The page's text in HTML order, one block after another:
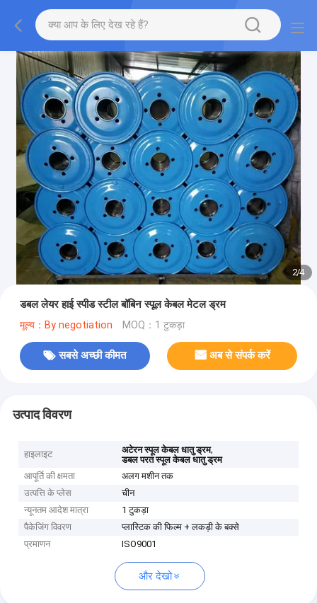
2/4
डबल लेयर हाई स्पीड स्टील बॉबिन स्पूल केबल मेटल ड्रम
मूल्य：By negotiation MOQ：1 टुकड़ा
सबसे अच्छी कीमत अब से संपर्क करें
उत्पाद विवरण
हाइलाइट अटेरन स्पूल केबल धातु ड्रम,
डबल परत स्पूल केबल धातु ड्रम
आपूर्ति की क्षमता
अलग मशीन तक
उत्पत्ति के प्लेस
चीन
न्यूनतम आदेश मात्रा
1 टुकड़ा
पैकेजिंग विवरण
प्लास्टिक की फिल्म + लकड़ी के बक्से
प्रमाणन
ISO9001
और देखो